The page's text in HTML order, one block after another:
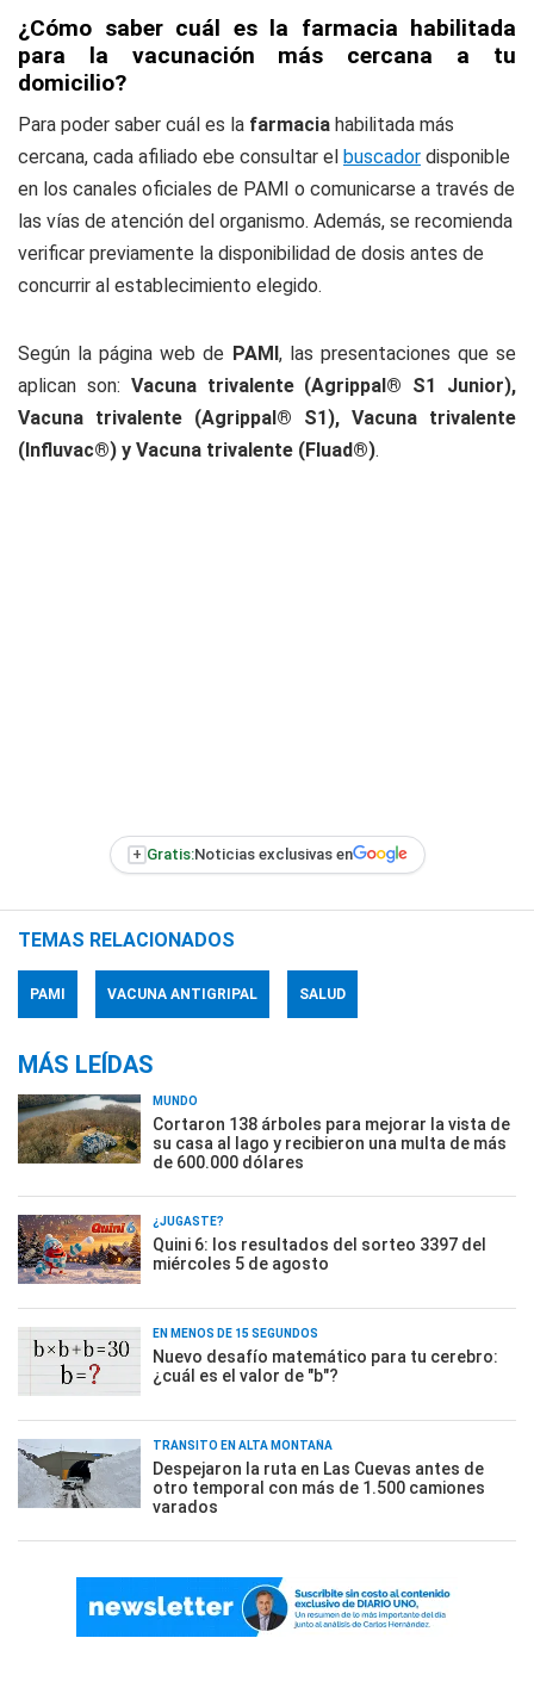
¿Cómo saber cuál es la farmacia habilitada
para la vacunación más cercana a tu
domicilio?
Para poder saber cuál es la farmacia habilitada más
cercana, cada afiliado ebe consultar el buscador disponible
en los canales oficiales de PAMI o comunicarse a través de
las vías de atención del organismo. Además, se recomienda
verificar previamente la disponibilidad de dosis antes de
concurrir al establecimiento elegido.
Según la página web de PAMI, las presentaciones que se
aplican son: Vacuna trivalente (Agrippal® S1 Junior),
Vacuna trivalente (Agrippal® S1), Vacuna trivalente
(Influvac®) y Vacuna trivalente (Fluad®).
+ Gratis:Noticias exclusivas en
TEMAS RELACIONADOS
PAMI VACUNA ANTIGRIPAL SALUD
MÁS LEÍDAS
MUNDO
Cortaron 138 árboles para mejorar la vista de
su casa al lago y recibieron una multa de más
de 600.000 dólares
¿JUGASTE?
Quini 6: los resultados del sorteo 3397 del
miércoles 5 de agosto
EN MENOS DE 15 SEGUNDOS
Nuevo desafío matemático para tu cerebro:
¿cuál es el valor de "b"?
TRÁNSITO EN ALTA MONTAÑA
Despejaron la ruta en Las Cuevas antes de
otro temporal con más de 1.500 camiones
varados